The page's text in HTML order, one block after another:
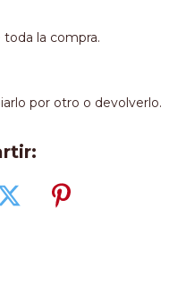
la compra.
por otro o devolverlo.